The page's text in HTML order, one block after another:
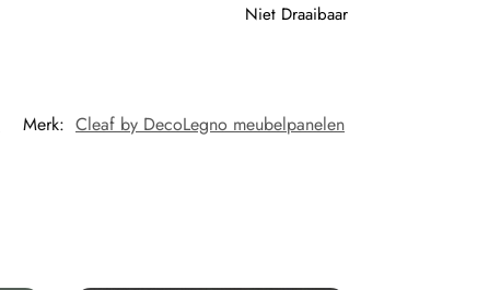
Niet Draaibaar
Merk: Cleaf by DecoLegno meubelpanelen